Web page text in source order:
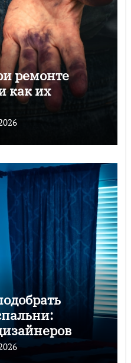
ремонте
как их